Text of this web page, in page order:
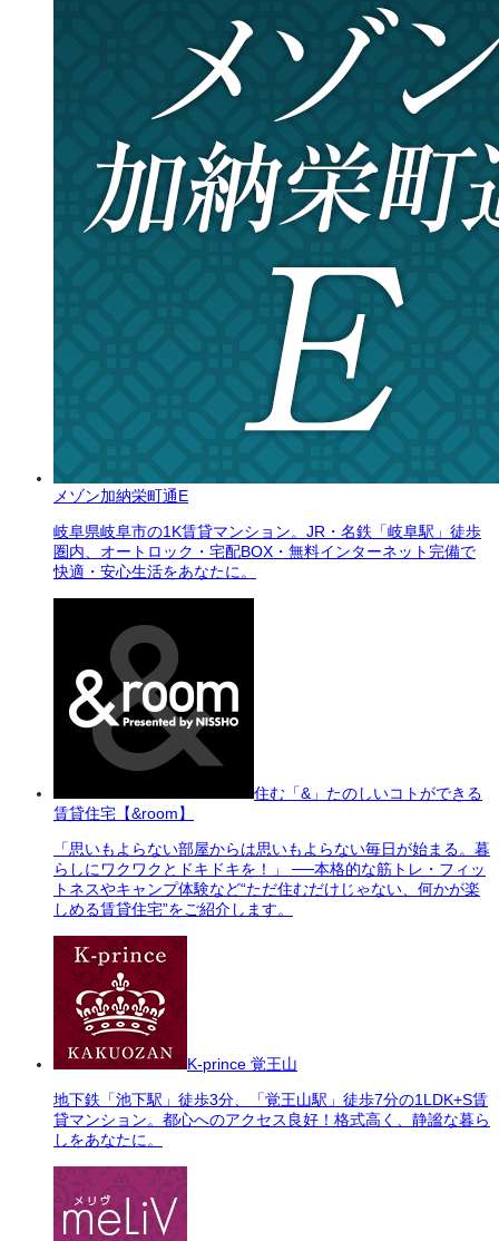
メゾン加納栄町通E
岐阜県岐阜市の1K賃貸マンション。JR・名鉄「岐阜駅」徒歩
圏内、オートロック・宅配BOX・無料インターネット完備で
快適・安心生活をあなたに。
住む「&」たのしいコトができる
賃貸住宅【&room】
「思いもよらない部屋からは思いもよらない毎日が始まる。暮
らしにワクワクとドキドキを！」 ──本格的な筋トレ・フィッ
トネスやキャンプ体験など“ただ住むだけじゃない、何かが楽
しめる賃貸住宅”をご紹介します。
K-prince 覚王山
地下鉄「池下駅」徒歩3分、「覚王山駅」徒歩7分の1LDK+S賃
貸マンション。都心へのアクセス良好！格式高く、静謐な暮ら
しをあなたに。